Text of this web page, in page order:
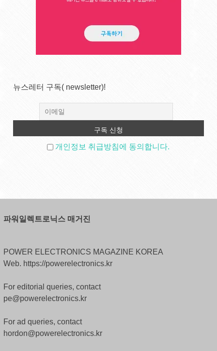
뉴스레터 구독( newsletter)!
개인정보 취급방침에 동의합니다.
파워일렉트로닉스 매거진
POWER ELECTRONICS MAGAZINE KOREA
Web. https://powerelectronics.kr
For editorial queries, contact
pe@powerelectronics.kr
For ad queries, contact
hordon@powerelectronics.kr